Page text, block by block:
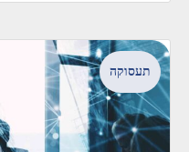
תעסוקה